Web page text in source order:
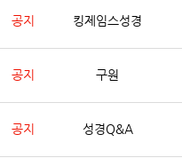
공지 킹제임스성경
공지 구원
공지 성경Q&A